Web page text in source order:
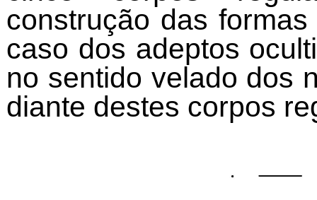
construção das
caso dos adeptos
no sentido velado dos
diante destes corpos